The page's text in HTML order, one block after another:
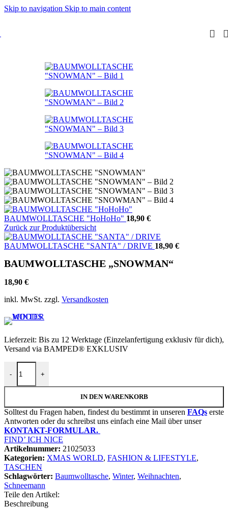
Skip to navigation Skip to main content
BAUMWOLLTASCHE "HoHoHo" 18,90 €
Zurück zur Produktübersicht
BAUMWOLLTASCHE "SANTA" / DRIVE 18,90 €
BAUMWOLLTASCHE „SNOWMAN“
18,90 €
inkl. MwSt. zzgl. Versandkosten
Lieferzeit: Bis zu 12 Werktage (Einzelanfertigung exklusiv für dich),
Versand via BAMPED® EXKLUSIV
-
BAUMWOLLTASCHE "SNOWMAN" Menge
+
IN DEN WARENKORB
Solltest du Fragen haben, findest du bestimmt in unseren FAQs erste
Antworten oder du schreibst uns einfach eine Mail über unser
KONTAKT-FORMULAR.
FIND’ ICH NICE
Artikelnummer: 21025033
Kategorien: XMAS WORLD, FASHION & LIFESTYLE,
TASCHEN
Schlagwörter: Baumwolltasche, Winter, Weihnachten,
Schneemann
Teile den Artikel:
Beschreibung